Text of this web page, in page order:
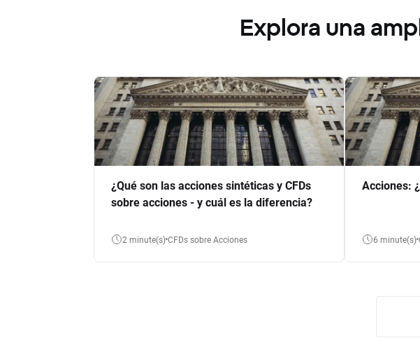
Explora una
¿Qué son las acciones sintéticas y CFDs
sobre acciones - y cuál es la diferencia?
2 minute(s) CFDs sobre Acciones
Acciones:
6 minute(s)